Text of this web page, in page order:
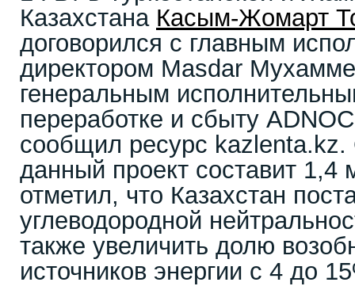
Казахстана Касым-Жомарт
договорился с главным
директором Masdar
генеральным
переработке и сбыту
сообщил ресурс
данный проект составит 1,4
отметил, что Казахстан
углеводородной
также увеличить долю
источников энергии с 4 до